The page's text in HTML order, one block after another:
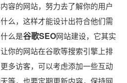
容的网站，努力去了解你的用户
么，这样才能设计出符合他们需
么是谷歌SEO网站建设，它其实
你的网站在谷歌等搜索引擎上排
多访客，可以考虑添加一些互动